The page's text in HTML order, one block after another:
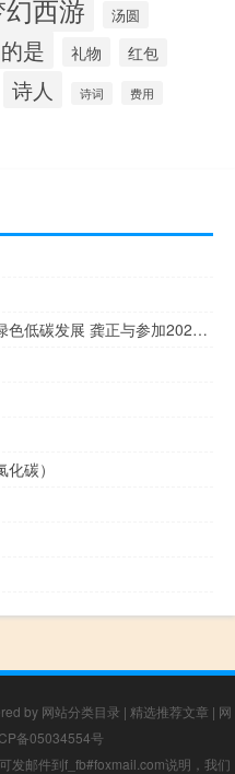
西游 汤圆
的是 礼物
红包
诗人 诗词 费用
深度参与上海产业升级积极推动绿色低碳发展 龚正与参加2023ESG全球领导者大会的中方嘉宾代表座谈交流
碳）
by 网站分类目录 | 精选推荐文章 | 网
备05034554号
发邮件到f_fb#foxmail.com说明，我们